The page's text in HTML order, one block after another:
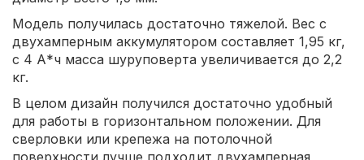
Модель получилась достаточно тяжелой. Вес с
двухамперным аккумулятором составляет 1,95 кг,
с 4 А*ч масса шуруповерта увеличивается до 2,2
кг.
В целом дизайн получился достаточно удобный
для работы в горизонтальном положении. Для
сверловки или крепежа на потолочной
поверхности лучше подходит двухамперная